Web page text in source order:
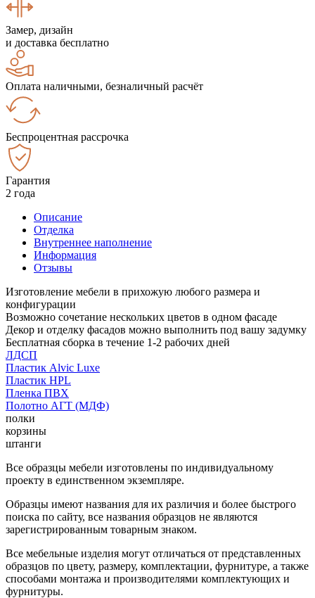
Замер, дизайн
и доставка бесплатно
Оплата наличными, безналичный расчёт
Беспроцентная рассрочка
Гарантия
2 года
Описание
Отделка
Внутреннее наполнение
Информация
Отзывы
Изготовление мебели в прихожую любого размера и
конфигурации
Возможно сочетание нескольких цветов в одном фасаде
Декор и отделку фасадов можно выполнить под вашу задумку
Бесплатная сборка в течение 1-2 рабочих дней
ЛДСП
Пластик Alvic Luxe
Пластик HPL
Пленка ПВХ
Полотно АГТ (МДФ)
полки
корзины
штанги
Все образцы мебели изготовлены по индивидуальному
проекту в единственном экземпляре.
Образцы имеют названия для их различия и более быстрого
поиска по сайту, все названия образцов не являются
зарегистрированным товарным знаком.
Все мебельные изделия могут отличаться от представленных
образцов по цвету, размеру, комплектации, фурнитуре, а также
способами монтажа и производителями комплектующих и
фурнитуры.